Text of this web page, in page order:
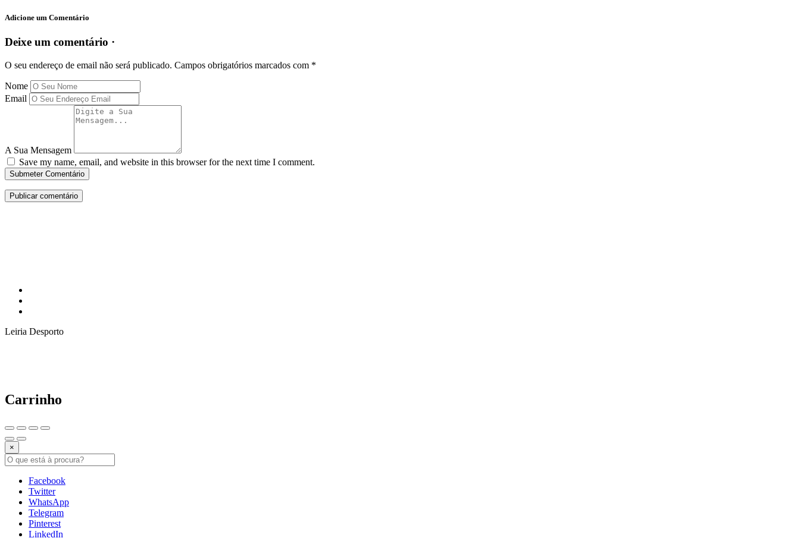
Adicione um Comentário
Deixe um comentário ·
O seu endereço de email não será publicado. Campos obrigatórios marcados com *
Nome
Email
A Sua Mensagem
Save my name, email, and website in this browser for the next time I comment.
Submeter Comentário
Leiria Desporto
Carrinho
×
Facebook
Twitter
WhatsApp
Telegram
Pinterest
LinkedIn